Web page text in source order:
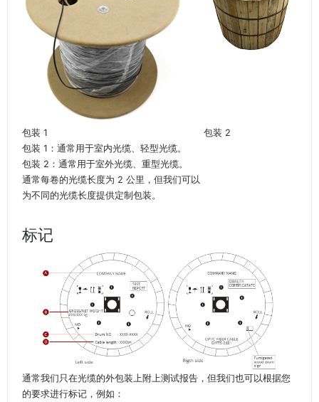
包装 1
包装 2
包装 1：通常用于室内光缆、轻型光缆。
包装 2：通常用于室外光缆、重型光缆。
通常每卷的光缆长度为 2 公里，但我们可以
为不同的光缆长度提供定制包装。
标记
通常我们只在光缆的外包装上附上测试报告，但我们也可以根据您
的要求进行标记，例如：